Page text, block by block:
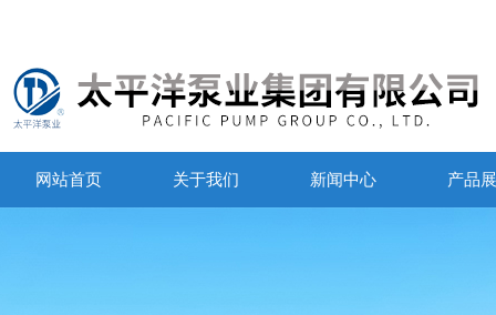
网站首页 关于我们 新闻中心 产品